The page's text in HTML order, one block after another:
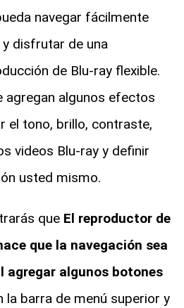
navegar fácilmente
disfrutar de una
de Blu-ray flexible.
agregan algunos efectos
el tono, brillo, contraste,
videos Blu-ray y definir
usted mismo.
que El reproductor de
que la navegación sea
agregar algunos botones
la barra de menú superior y